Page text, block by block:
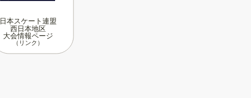
日本スケート連盟
西日本地区
大会情報ページ
（リンク）